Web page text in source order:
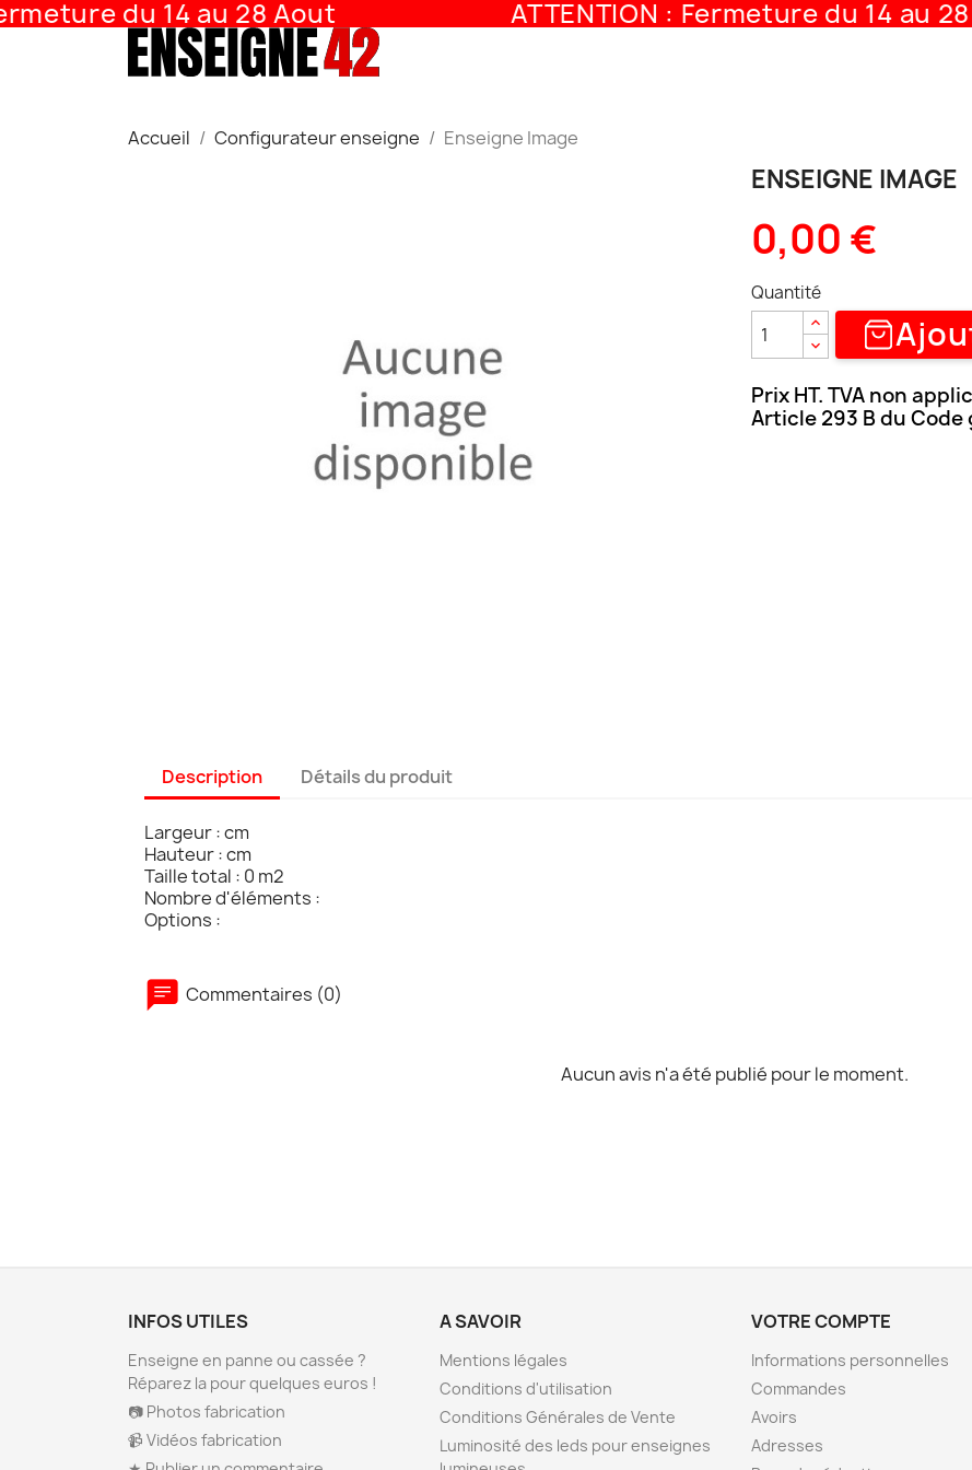
du 14 au 28 Aout ATTENTION : Fermeture du 14 au 28
Accueil Configurateur enseigne Enseigne Image
ENSEIGNE IMAGE
0,00 €
Quantité
Prix HT. TVA non
Article 293 B du
Description Détails du produit
Largeur : cm
Hauteur : cm
Taille total : 0 m2
Nombre d'éléments :
Options :
Commentaires (0)
Aucun avis n'a été publié pour le moment.
INFOS UTILES
Enseigne en panne ou cassée ?
Réparez la pour quelques euros !
📷 Photos fabrication
📹 Vidéos fabrication
A SAVOIR
Mentions légales
Conditions d'utilisation
Conditions Générales de Vente
Luminosité des leds pour enseignes
VOTRE COMPTE
Informations personnelles
Commandes
Avoirs
Adresses